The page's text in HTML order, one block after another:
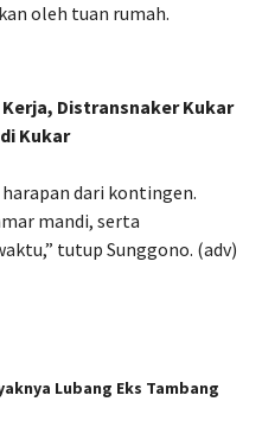
oleh tuan rumah.
Distransnaker Kukar
Kukar
dari kontingen.
mandi, serta
tutup Sunggono. (adv)
Lubang Eks Tambang